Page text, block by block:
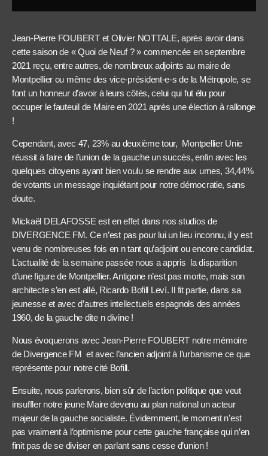
Jean-Pierre FOUBERT et Olivier NOTTALE, après avoir dans
cette saison de « Quoi de Neuf ? » commencée en septembre
2021 reçu, entre autres, de nombreux adjoints au maire de
Montpellier ou même des vice-président-e-s de la Métropole, se
font un honneur d’avoir à leurs côtés, celui qui fut élu pour
occuper le fauteuil de Maire en 2021 après une élection à rallonge
!
Cependant, avec 47, 23% au deuxième tour, Montpellier Unie
réussit à faire de l’union de la gauche un succès, enfin avec les
quelques citoyens ayant bien voulu se rendre aux urnes, 34,44%
de votants un message inquiétant pour notre démocratie, sans
doute.
Mickaël DELAFOSSE est en effet dans nos studios de
DIVERGENCE FM. Ce n’est pas pour lui un lieu inconnu, il y est
venu de nombreuses fois en n tant qu’adjoint ou encore candidat.
L’actualité de la semaine passée nous a appris la disparition
d’une figure de Montpellier. Antigone n’est pas morte, mais son
architecte s’en est allé, Ricardo Bofill Leví. Il fit partie, dans sa
jeunesse et avec d’autres intellectuels espagnols des années
1960, de la gauche dite n divine !
Nous évoquerons avec Jean-Pierre FOUBERT notre mémoire
de Divergence FM et avec l’ancien adjoint à l’urbanisme ce que
représente pour notre cité Bofill.
Ensuite, nous parlerons, bien sûr de l’action politique que veut
insuffler notre jeune Maire devenu au plan national un acteur
majeur de la gauche socialiste. Évidemment, le moment n’est
pas vraiment à l’optimisme pour cette gauche française qui n’en
finit pas de se diviser en parlant sans cesse d’union !